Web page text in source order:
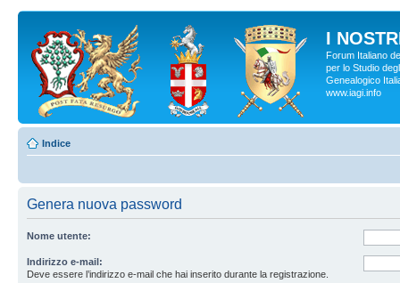
I
Forum Italiano
per lo Studio
Genealogico
www.iagi.info
Indice
Genera nuova password
Nome utente:
Indirizzo e-mail:
Deve essere l’indirizzo e-mail che hai inserito durante la registrazione.